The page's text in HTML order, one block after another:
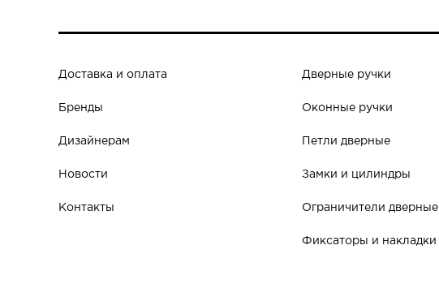
Доставка и оплата
Бренды
Дизайнерам
Новости
Контакты
Дверные ручки
Оконные ручки
Петли дверные
Замки и цилиндры
Ограничители дверные
Фиксаторы и накладки